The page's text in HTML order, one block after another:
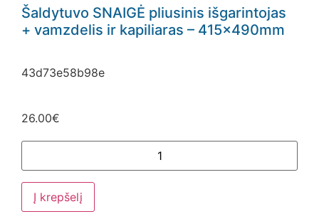
Šaldytuvo SNAIGĖ pliusinis išgarintojas
+ vamzdelis ir kapiliaras – 415x490mm
43d73e58b98e
26.00€
Į krepšelį